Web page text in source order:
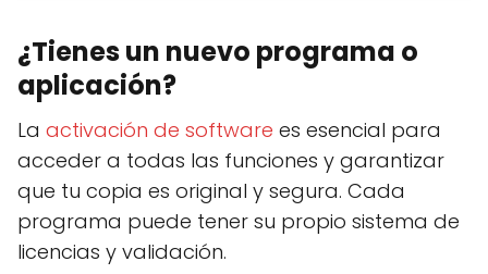
¿Tienes un nuevo programa o
aplicación?
La activación de software es esencial para
acceder a todas las funciones y garantizar
que tu copia es original y segura. Cada
programa puede tener su propio sistema de
licencias y validación.